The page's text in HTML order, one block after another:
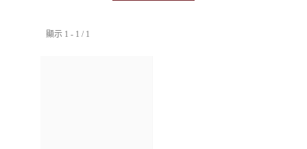
顯示 1 - 1 / 1